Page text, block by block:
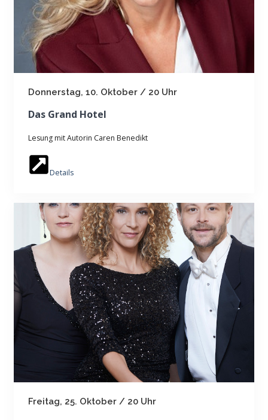
Donnerstag, 10. Oktober / 20 Uhr
Das Grand Hotel
Lesung mit Autorin Caren Benedikt
Details
Freitag, 25. Oktober / 20 Uhr